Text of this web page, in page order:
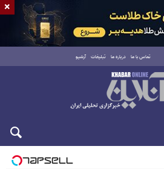
تماس با ما درباره ما تبلیغات آرشیو
×